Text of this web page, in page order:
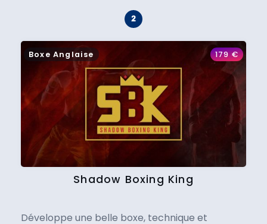
Boxe Anglaise 179€
Shadow Boxing King
Développe une belle boxe, technique et